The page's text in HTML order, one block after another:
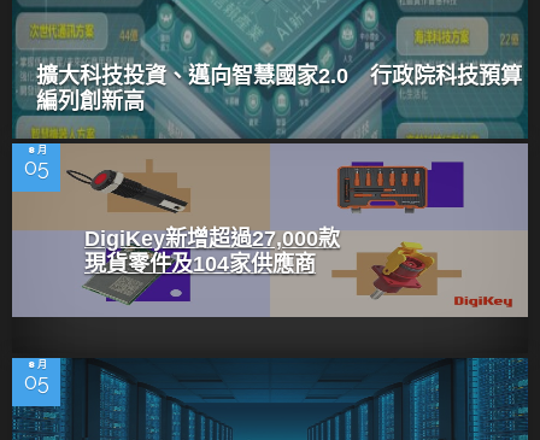
擴大科技投資、邁向智慧國家2.0 行政院科技預算
編列創新高
8 月
05
DigiKey新增超過27,000款
現貨零件及104家供應商
8 月
05